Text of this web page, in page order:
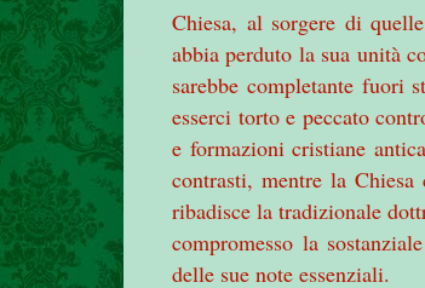
Chiesa, al sorgere di
abbia perduto la sua unità
sarebbe completante
esserci torto e peccato
e formazioni cristiane
contrasti, mentre la
ribadisce la tradizionale
compromesso la
delle sue note essenziali.